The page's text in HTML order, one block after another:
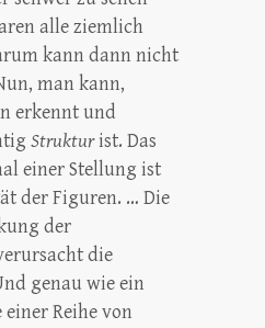
alle ziemlich
kann dann nicht
man kann,
erkennt und
Strukturist. Das
einer Stellung ist
der Figuren. … Die
der
die
genau wie ein
Reihe von